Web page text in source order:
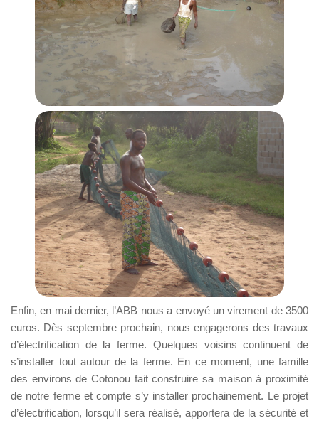
Enfin, en mai dernier, l’ABB nous a envoyé un virement de 3500
euros. Dès septembre prochain, nous engagerons des travaux
d’électrification de la ferme. Quelques voisins continuent de
s’installer tout autour de la ferme. En ce moment, une famille
des environs de Cotonou fait construire sa maison à proximité
de notre ferme et compte s’y installer prochainement. Le projet
d’électrification, lorsqu’il sera réalisé, apportera de la sécurité et